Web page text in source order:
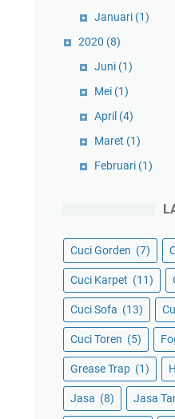
Januari (1)
2020 (8)
Juni (1)
Mei (1)
April (4)
Maret (1)
Februari (1)
Cuci Gorden (7)
Cuci Karpet (11)
Cuci Sofa (13)
Cuci Toren (5)
Grease Trap (1)
Jasa (8) Jasa